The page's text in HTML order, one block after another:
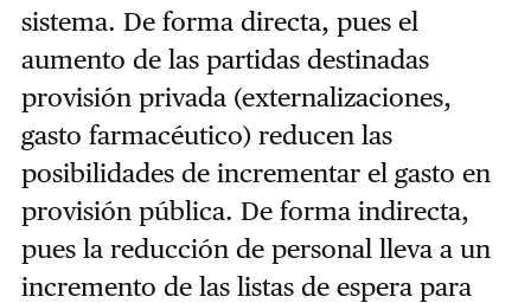
sistema. De forma directa, pues el
aumento de las partidas destinadas
provisión privada (externalizaciones,
gasto farmacéutico) reducen las
posibilidades de incrementar el gasto en
provisión pública. De forma indirecta,
pues la reducción de personal lleva a un
incremento de las listas de espera para